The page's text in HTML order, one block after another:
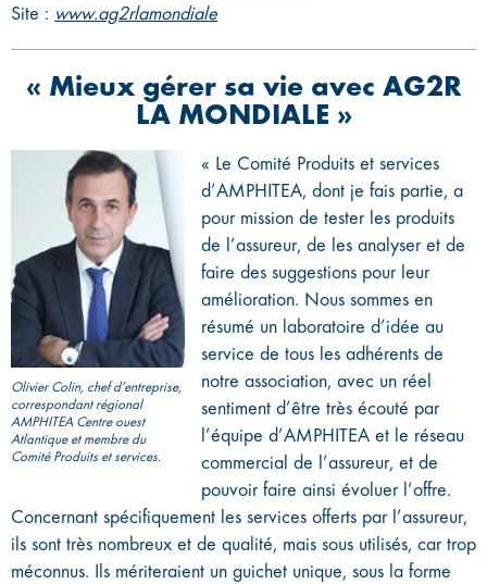
Site : www.ag2rlamondiale
« Mieux gérer sa vie avec AG2R
LA MONDIALE »
Olivier Colin, chef d’entreprise,
correspondant régional
AMPHITEA Centre ouest
Atlantique et membre du
Comité Produits et services.
« Le Comité Produits et services
d’AMPHITEA, dont je fais partie, a
pour mission de tester les produits
de l’assureur, de les analyser et de
faire des suggestions pour leur
amélioration. Nous sommes en
résumé un laboratoire d’idée au
service de tous les adhérents de
notre association, avec un réel
sentiment d’être très écouté par
l’équipe d’AMPHITEA et le réseau
commercial de l’assureur, et de
pouvoir faire ainsi évoluer l’offre.
Concernant spécifiquement les services offerts par l’assureur,
ils sont très nombreux et de qualité, mais sous utilisés, car trop
méconnus. Ils mériteraient un guichet unique, sous la forme